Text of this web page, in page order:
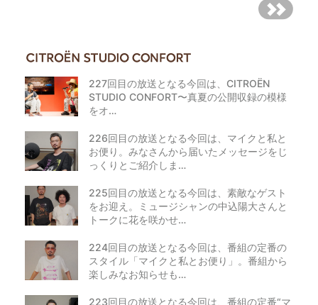
227回目の放送となる今回は、CITROËN
STUDIO CONFORT〜真夏の公開収録の模様
をオ…
226回目の放送となる今回は、マイクと私と
お便り。みなさんから届いたメッセージをじ
っくりとご紹介しま…
225回目の放送となる今回は、素敵なゲスト
をお迎え。ミュージシャンの中込陽大さんと
トークに花を咲かせ…
224回目の放送となる今回は、番組の定番の
スタイル「マイクと私とお便り」。番組から
楽しみなお知らせも…
223回目の放送となる今回は、番組の定番“マ